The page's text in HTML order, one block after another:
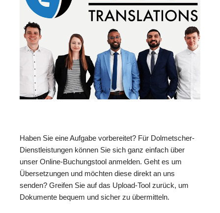
Haben Sie eine Aufgabe vorbereitet? Für Dolmetscher-
Dienstleistungen können Sie sich ganz einfach über
unser Online-Buchungstool anmelden. Geht es um
Übersetzungen und möchten diese direkt an uns
senden? Greifen Sie auf das Upload-Tool zurück, um
Dokumente bequem und sicher zu übermitteln.